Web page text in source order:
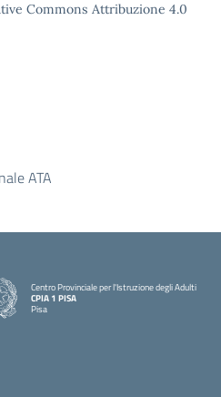
Commons Attribuzione 4.0
ATA
Centro Provinciale per l'Istruzione degli Adulti
CPIA 1 PISA
Pisa